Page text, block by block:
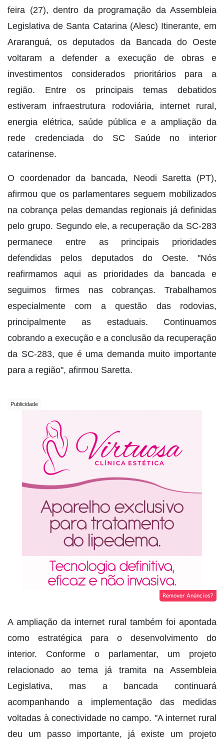
feira (27), dentro da programação da Assembleia
Legislativa de Santa Catarina (Alesc) Itinerante, em
Araranguá, os deputados da Bancada do Oeste
voltaram a defender a execução de obras e
investimentos considerados prioritários para a
região. Entre os principais temas debatidos
estiveram infraestrutura rodoviária, internet rural,
energia elétrica, saúde pública e a ampliação da
rede credenciada do SC Saúde no interior
catarinense.
O coordenador da bancada, Neodi Saretta (PT),
afirmou que os parlamentares seguem mobilizados
na cobrança pelas demandas regionais já definidas
pelo grupo. Segundo ele, a recuperação da SC-283
permanece entre as principais prioridades
defendidas pelos deputados do Oeste. "Nós
reafirmamos aqui as prioridades da bancada e
seguimos firmes nas cobranças. Trabalhamos
especialmente com a questão das rodovias,
principalmente as estaduais. Continuamos
cobrando a execução e a conclusão da recuperação
da SC-283, que é uma demanda muito importante
para a região", afirmou Saretta.
Remover Anúncios?
A ampliação da internet rural também foi apontada
como estratégica para o desenvolvimento do
interior. Conforme o parlamentar, um projeto
relacionado ao tema já tramita na Assembleia
Legislativa, mas a bancada continuará
acompanhando a implementação das medidas
voltadas à conectividade no campo. "A internet rural
deu um passo importante, já existe um projeto